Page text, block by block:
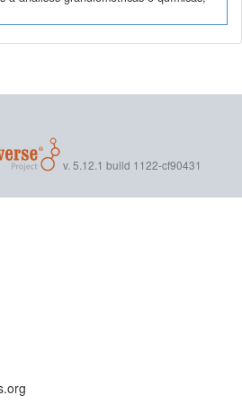
v. 5.12.1 build 1122-cf90431